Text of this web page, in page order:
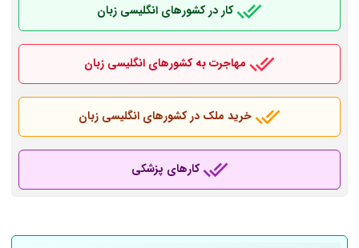
کار در کشورهای انگلیسی زبان
مهاجرت به کشورهای انگلیسی زبان
خرید ملک در کشورهای انگلیسی زبان
کارهای پزشکی